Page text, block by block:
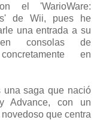
el 'WarioWare:
de Wii, pues he
una entrada a su
en consolas de
en
una saga que nació
Advance, con un
que centra